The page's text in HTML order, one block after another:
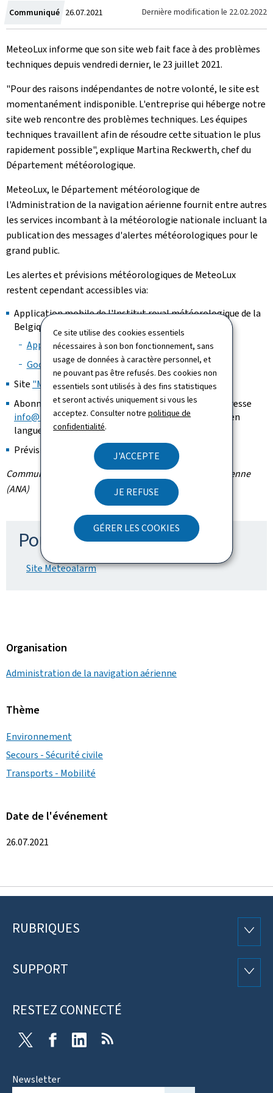
Ce site utilise des cookies essentiels
nécessaires à son bon fonctionnement, sans
usage de données à caractère personnel, et
ne pouvant pas être refusés. Des cookies non
essentiels sont utilisés à des fins statistiques
et seront activés uniquement si vous les
acceptez. Consulter notrepolitique de
confidentialité.
J'ACCEPTE
JE REFUSE
GÉRER LES COOKIES
Communiqué Crée
le
26.07.2021 Dernière modification le 22.02.2022
MeteoLux informe que son site web fait face à des problèmes
techniques depuis vendredi dernier, le 23 juillet 2021.
"Pour des raisons indépendantes de notre volonté, le site est
momentanément indisponible. L'entreprise qui héberge notre
site web rencontre des problèmes techniques. Les équipes
techniques travaillent afin de résoudre cette situation le plus
rapidement possible", explique Martina Reckwerth, chef du
Département météorologique.
MeteoLux, le Département météorologique de
l'Administration de la navigation aérienne fournit entre autres
les services incombant à la météorologie nationale incluant la
publication des messages d'alertes météorologiques pour le
grand public.
Les alertes et prévisions météorologiques de MeteoLux
restent cependant accessibles via:
Application mobile de l'Institut royal météorologique de la
Belgique (IRM):
Apple App Store
Google Play Store
Site "Meteoalarm"
Abonnement "Bulletin": demande par courriel à l'adresse
info@meteo.public.lu(édition 2x/jour et disponible en
langues française et allemande)
Prévisions par téléphone 24h/24: (+352) 4798-27010
Communiqué par l'Administration de la navigation aérienne
(ANA)
Pour en savoir plus
Site Meteoalarm
Organisation
Administration de la navigation aérienne
Thème
Environnement
Secours - Sécurité civile
Transports - Mobilité
Date de l'événement
26.07.2021
Pied
page
RUBRIQUES
SUPPORT
RESTEZ CONNECTÉ
Twitter FacebookLinkedIn
Newsletter